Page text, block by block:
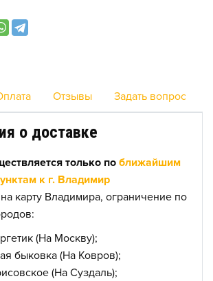
Отзывы Задать вопрос
о доставке
только поближайшим
к г. Владимир
карту Владимира, ограничение по
(На Москву);
быковка (На Ковров);
(На Суздаль);